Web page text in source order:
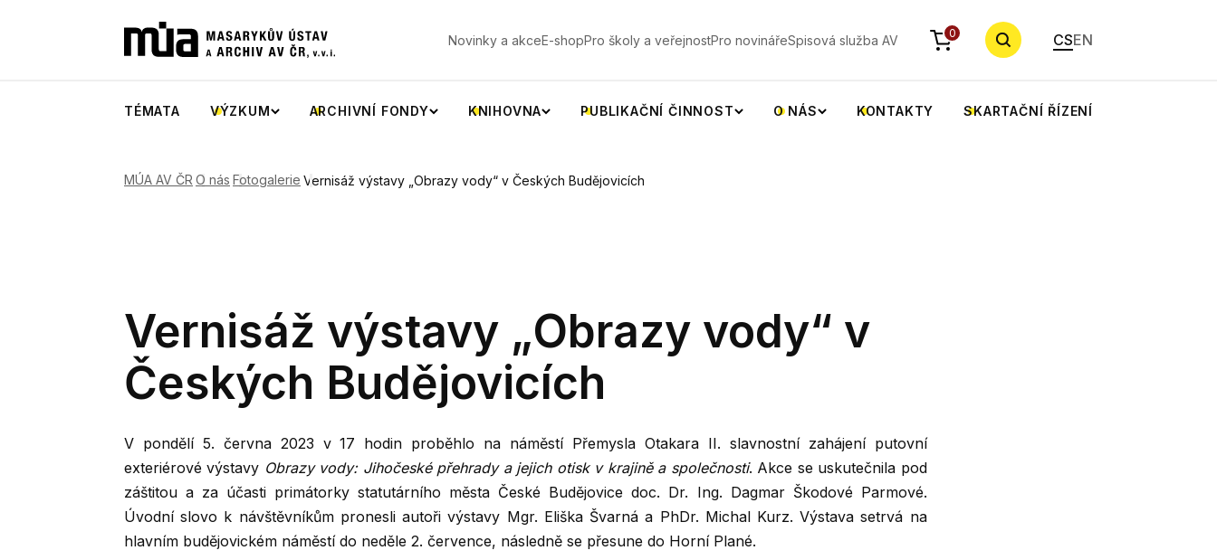
Novinky a akceE-shopPro školy a veřejnostPro novinářeSpisová služba AV 0 CSEN
TÉMATA VÝZKUM ARCHIVNÍ FONDY KNIHOVNA PUBLIKAČNÍ ČINNOST O NÁS KONTAKTY SKARTAČNÍ ŘÍZENÍ
MÚA AV ČR O nás Fotogalerie Vernisáž výstavy „Obrazy vody“ v Českých Budějovicích
Vernisáž výstavy „Obrazy vody“ v
Českých Budějovicích
V pondělí 5. června 2023 v 17 hodin proběhlo na náměstí Přemysla Otakara II. slavnostní zahájení putovní
exteriérové výstavy Obrazy vody: Jihočeské přehrady a jejich otisk v krajině a společnosti. Akce se uskutečnila pod
záštitou a za účasti primátorky statutárního města České Budějovice doc. Dr. Ing. Dagmar Škodové Parmové.
Úvodní slovo k návštěvníkům pronesli autoři výstavy Mgr. Eliška Švarná a PhDr. Michal Kurz. Výstava setrvá na
hlavním budějovickém náměstí do neděle 2. července, následně se přesune do Horní Plané.